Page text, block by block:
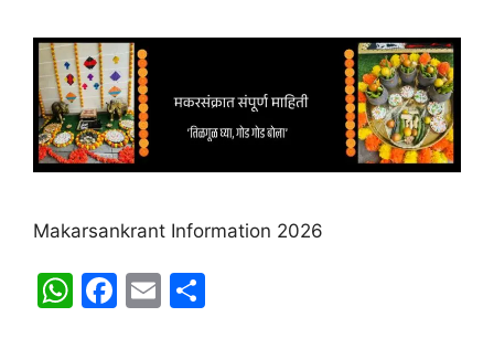
Makarsankrant Information 2026
W F
E